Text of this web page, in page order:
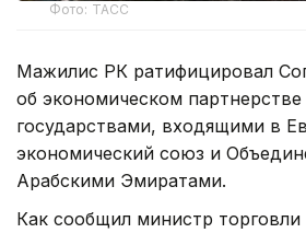
Фото: ТАСС
Мажилис РК ратифицировал
об экономическом
государствами, входящими в
экономический союз и
Арабскими Эмиратами.
Как сообщил министр торговли